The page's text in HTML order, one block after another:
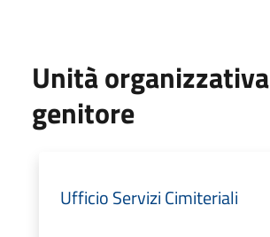
Unità organizzativa
genitore
Ufficio Servizi Cimiteriali